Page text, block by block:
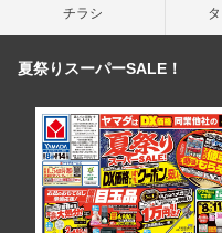
チラシ
夏祭りスーパーSALE！